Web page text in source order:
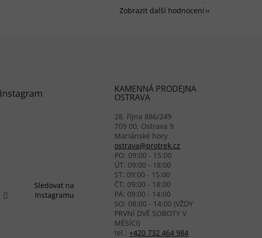
Zobrazit další hodnocení
Instagram
Sledovat na
Instagramu
KAMENNÁ PRODEJNA
OSTRAVA
28. října 886/249
709 00, Ostrava 9
Mariánské hory
ostrava@protrek.cz
PO: 09:00 - 15:00
ÚT: 09:00 - 18:00
ST: 09:00 - 15:00
ČT: 09:00 - 18:00
PÁ: 09:00 - 14:00
SO: 08:00 - 14:00 (VŽDY
PRVNÍ DVĚ SOBOTY V
MĚSÍCI)
tel.:+420 732 464 984